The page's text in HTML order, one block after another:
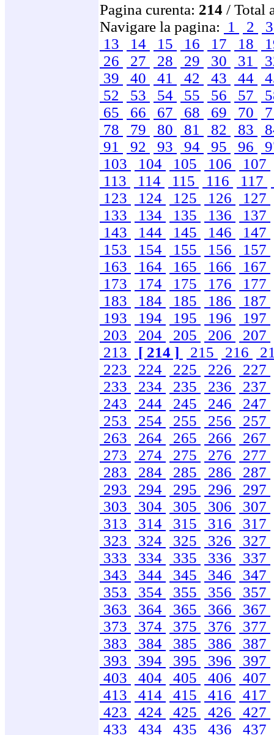
Pagina curenta: 214 / Total
Navigare la pagina: 1 2
13
14 15 16 17 18
26
27 28 29 30 31
39
40 41 42 43 44
52
53 54 55 56 57
65
66 67 68 69 70
78
79 80 81 82 83
91
92 93 94 95 96
103
104 105 106
107
113
114 115 116 117
123
124 125 126
127
133
134 135 136
137
143
144 145 146
147
153
154 155 156
157
163
164 165 166
167
173
174 175 176
177
183
184 185 186
187
193
194 195 196
197
203
204 205 206
207
213
[ 214 ] 215 216
223
224 225 226
227
233
234 235 236
237
243
244 245 246
247
253
254 255 256
257
263
264 265 266
267
273
274 275 276
277
283
284 285 286
287
293
294 295 296
297
303
304 305 306
307
313
314 315 316
317
323
324 325 326
327
333
334 335 336
337
343
344 345 346
347
353
354 355 356
357
363
364 365 366
367
373
374 375 376
377
383
384 385 386
387
393
394 395 396
397
403
404 405 406
407
413
414 415 416
417
423
424 425 426
427
433
434 435 436
437